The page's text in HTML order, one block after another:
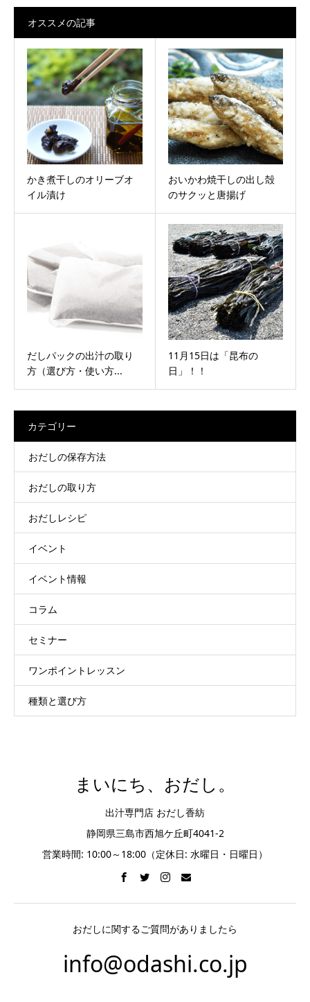
オススメの記事
かき煮干しのオリーブオ
イル漬け
おいかわ焼干しの出し殻
のサクッと唐揚げ
だしパックの出汁の取り
方（選び方・使い方...
11月15日は「昆布の
日」！！
カテゴリー
おだしの保存方法
おだしの取り方
おだしレシピ
イベント
イベント情報
コラム
セミナー
ワンポイントレッスン
種類と選び方
まいにち、おだし。
出汁専門店 おだし香紡
静岡県三島市西旭ケ丘町4041-2
営業時間: 10:00～18:00（定休日: 水曜日・日曜日）
おだしに関するご質問がありましたら
info@odashi.co.jp